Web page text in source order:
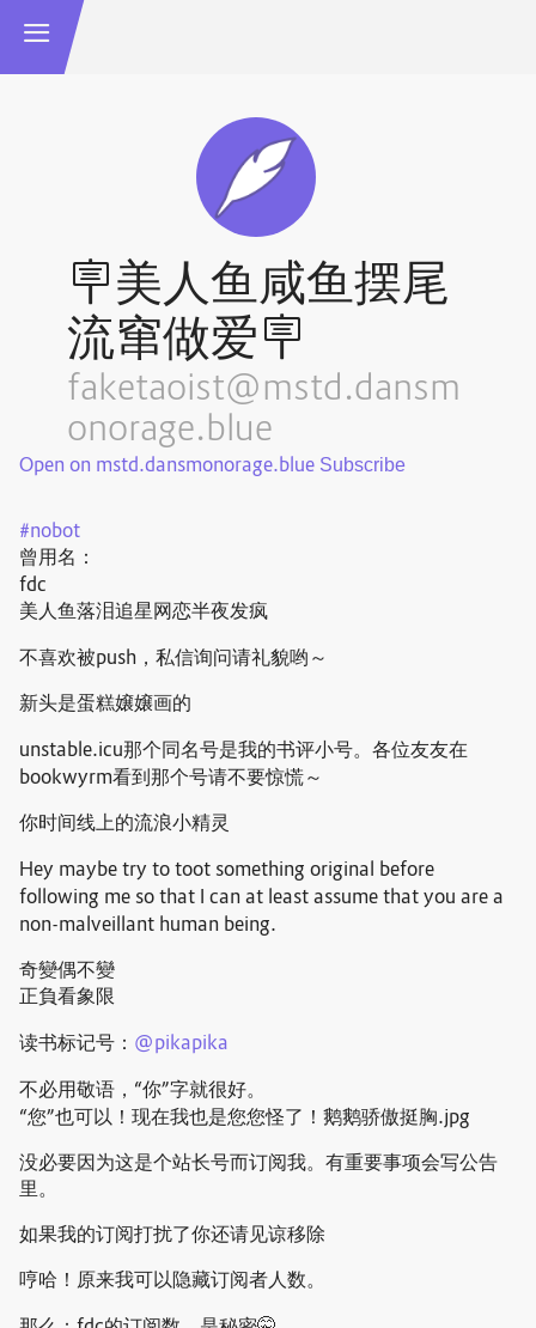
🪧美人鱼咸鱼摆尾
流窜做爱🪧
faketaoist@mstd.dansm
onorage.blue
Open on mstd.dansmonorage.blue
#nobot
曾用名：
fdc
美人鱼落泪追星网恋半夜发疯
不喜欢被push，私信询问请礼貌哟～
新头是蛋糕嬢嬢画的
unstable.icu那个同名号是我的书评小号。各位友友在
bookwyrm看到那个号请不要惊慌～
你时间线上的流浪小精灵
Hey maybe try to toot something original before
following me so that I can at least assume that you are a
non-malveillant human being.
奇變偶不變
正負看象限
读书标记号： @pikapika
不必用敬语，“你”字就很好。
“您”也可以！现在我也是您您怪了！鹅鹅骄傲挺胸.jpg
没必要因为这是个站长号而订阅我。有重要事项会写公告
里。
如果我的订阅打扰了你还请见谅移除
哼哈！原来我可以隐藏订阅者人数。